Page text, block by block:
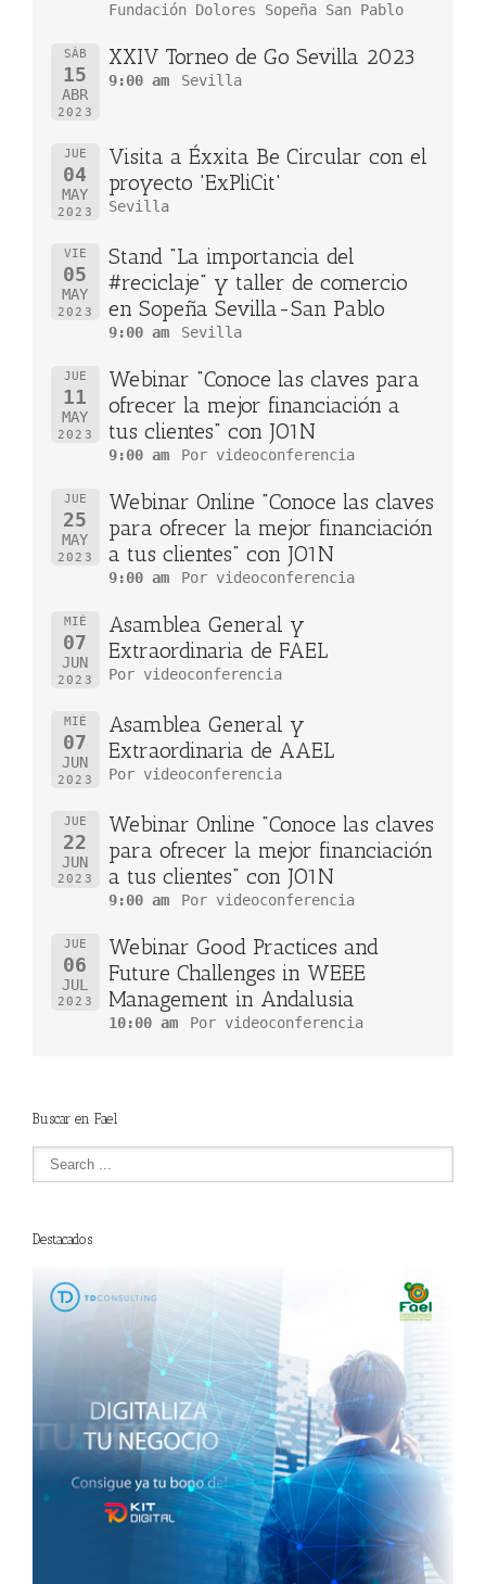
Fundación Dolores Sopeña San Pablo
SÁB
15
ABR
2023
XXIV Torneo de Go Sevilla 2023
9:00 am Sevilla
JUE
04
MAY
2023
Visita a Éxxita Be Circular con el
proyecto 'ExPliCit'
Sevilla
VIE
05
MAY
2023
Stand "La importancia del
#reciclaje" y taller de comercio
en Sopeña Sevilla-San Pablo
9:00 am Sevilla
JUE
11
MAY
2023
Webinar "Conoce las claves para
ofrecer la mejor financiación a
tus clientes" con JO1N
9:00 am Por videoconferencia
JUE
25
MAY
2023
Webinar Online "Conoce las claves
para ofrecer la mejor financiación
a tus clientes" con JO1N
9:00 am Por videoconferencia
MIÉ
07
JUN
2023
Asamblea General y
Extraordinaria de FAEL
Por videoconferencia
MIÉ
07
JUN
2023
Asamblea General y
Extraordinaria de AAEL
Por videoconferencia
JUE
22
JUN
2023
Webinar Online "Conoce las claves
para ofrecer la mejor financiación
a tus clientes" con JO1N
9:00 am Por videoconferencia
JUE
06
JUL
2023
Webinar Good Practices and
Future Challenges in WEEE
Management in Andalusia
10:00 am Por videoconferencia
Buscar en Fael
Destacados